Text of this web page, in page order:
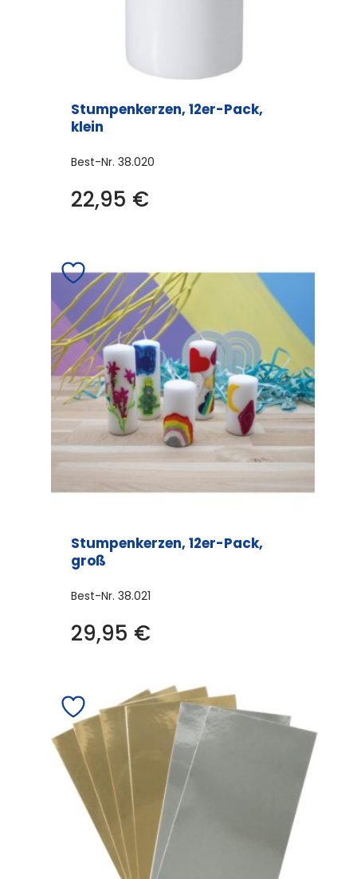
Stumpenkerzen, 12er-Pack,
klein
Best-Nr. 38.020
22,95 €
Stumpenkerzen, 12er-Pack,
groß
Best-Nr. 38.021
29,95 €